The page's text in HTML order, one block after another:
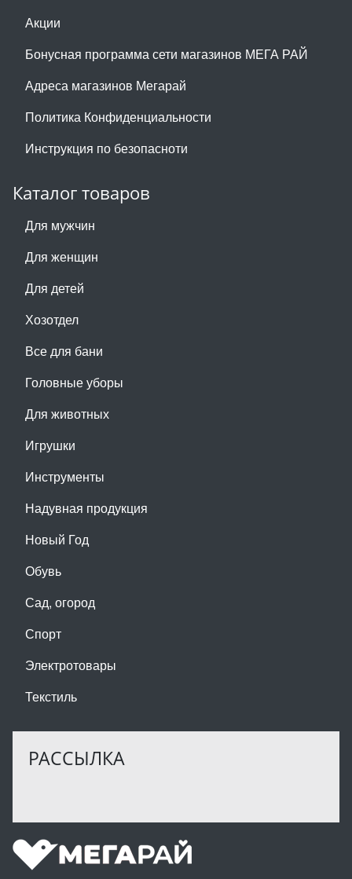
Акции
Бонусная программа сети магазинов МЕГА РАЙ
Адреса магазинов Мегарай
Политика Конфиденциальности
Инструкция по безопасноти
Каталог товаров
Для мужчин
Для женщин
Для детей
Хозотдел
Все для бани
Головные уборы
Для животных
Игрушки
Инструменты
Надувная продукция
Новый Год
Обувь
Сад, огород
Спорт
Электротовары
Текстиль
РАССЫЛКА